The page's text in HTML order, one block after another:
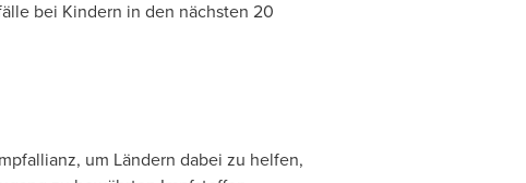
bei Kindern in den nächsten 20
um Ländern dabei zu helfen,